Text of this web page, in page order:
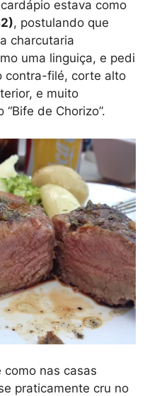
estava como
, postulando que
charcutaria
uma linguiça, e pedi
contra-filé, corte alto
e muito
de Chorizo”.
como nas casas
praticamente cru no